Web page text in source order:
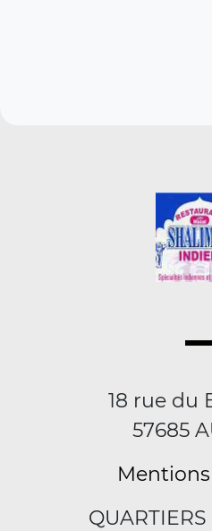
18 rue du
57685